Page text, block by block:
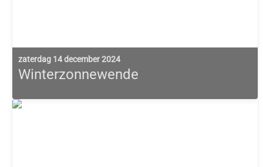
zaterdag 14 december 2024
Winterzonnewende